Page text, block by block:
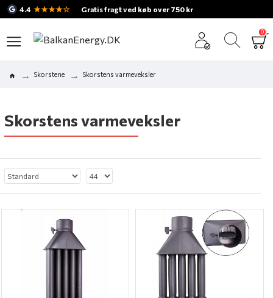
4.4 ★★★★☆ Gratis fragt ved køb over 750 kr
0
Skorstene Skorstens varmeveksler
Skorstens varmeveksler